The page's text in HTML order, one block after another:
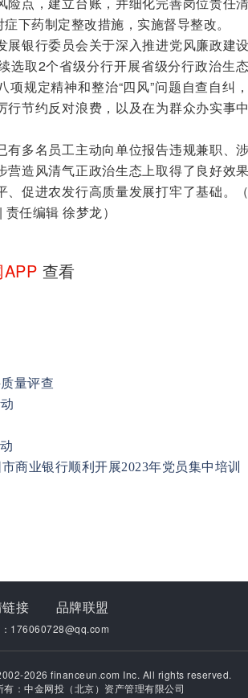
下药制定整改措施，实施督导整改。
银行委员会关于深入推进党风廉政建
选取2个省级分行开展省级分行政治生
规定精神和整治“四风”问题自查自纠
节约反对浪费，以及在为群众办实事
多名员工主动向单位报告违规兼职、
造风清气正政治生态上取得了良好效
促进农发行高质量发展打牢了基础。
任编辑 徐梦龙）
查看
量评查
商业银行顺利开展2023年党员集中培训
接 品牌联盟
176060728@qq.com
2026 financeun.com Inc. All rights reserved.
有：中金网投（北京）资产管理有限公司